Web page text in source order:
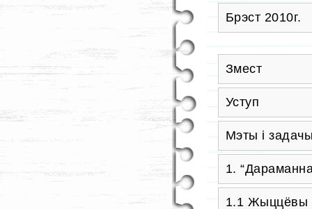
Брэст 2010г.
Змест
Уступ
Мэты і
1.
1.1 Жыццёвы